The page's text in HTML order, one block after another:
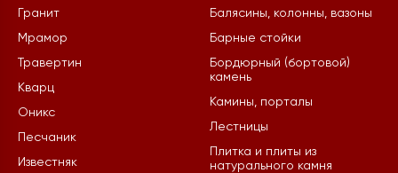
Гранит
Мрамор
Травертин
Кварц
Оникс
Песчаник
Известняк
Балясины, колонны, вазоны
Барные стойки
Бордюрный (бортовой)
камень
Камины, порталы
Лестницы
Плитка и плиты из
натурального камня